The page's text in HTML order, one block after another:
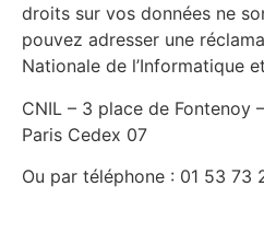
droits sur vos données ne
pouvez adresser une
Nationale de l’Informatique
CNIL – 3 place de Fontenoy
Paris Cedex 07
Ou par téléphone : 01 53 73